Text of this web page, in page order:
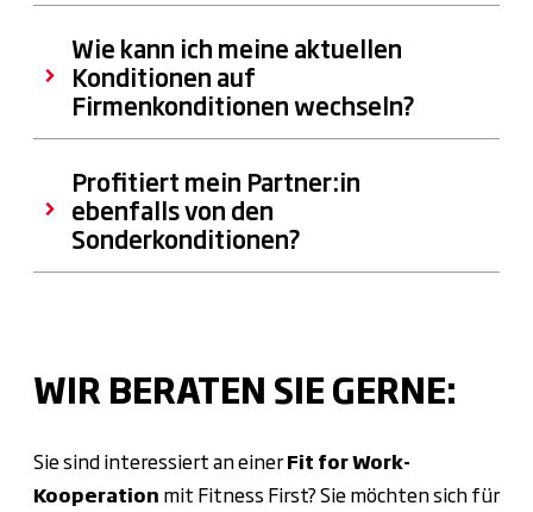
Wie kann ich meine aktuellen
Konditionen auf
Firmenkonditionen wechseln?
Profitiert mein Partner:in
ebenfalls von den
Sonderkonditionen?
WIR BERATEN SIE GERNE:
Sie sind interessiert an einerFit for Work-
Kooperation mit Fitness First? Sie möchten sich für